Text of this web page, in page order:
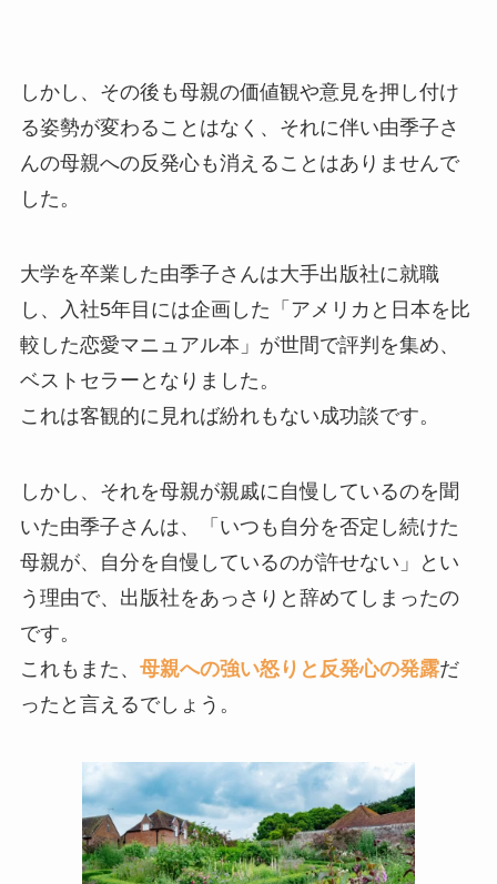
しかし、その後も母親の価値観や意見を押し付け
る姿勢が変わることはなく、それに伴い由季子さ
んの母親への反発心も消えることはありませんで
した。
大学を卒業した由季子さんは大手出版社に就職
し、入社5年目には企画した「アメリカと日本を比
較した恋愛マニュアル本」が世間で評判を集め、
ベストセラーとなりました。
これは客観的に見れば紛れもない成功談です。
しかし、それを母親が親戚に自慢しているのを聞
いた由季子さんは、「いつも自分を否定し続けた
母親が、自分を自慢しているのが許せない」とい
う理由で、出版社をあっさりと辞めてしまったの
です。
これもまた、 母親への強い怒りと反発心の発露だ
ったと言えるでしょう。